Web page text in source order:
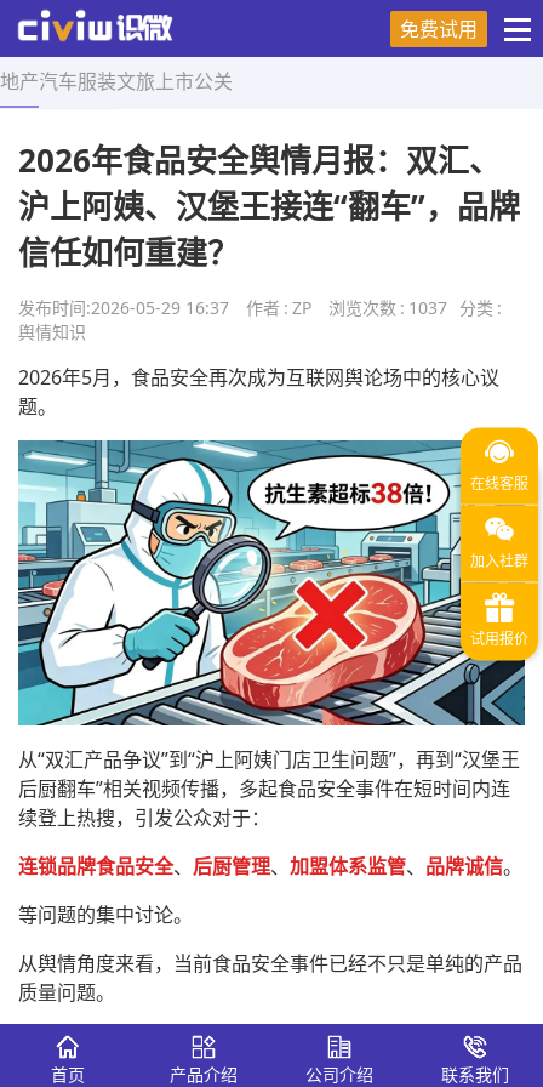
免费试用
地产汽车服装文旅 上市公关
首页 > 舆情知识 > 正文
2026年食品安全舆情月报：双汇、
沪上阿姨、汉堡王接连“翻车”，品牌
信任如何重建？
发布时间:2026-05-29 16:37 作者 : ZP 浏览次数 : 1037 分类 :
舆情知识
2026年5月，食品安全再次成为互联网舆论场中的核心议
题。
从“双汇产品争议”到“沪上阿姨门店卫生问题”，再到“汉堡王
后厨翻车”相关视频传播，多起食品安全事件在短时间内连
续登上热搜，引发公众对于：
连锁品牌食品安全、 后厨管理、 加盟体系监管、 品牌诚信。
等问题的集中讨论。
从舆情角度来看，当前食品安全事件已经不只是单纯的产品
质量问题。
而是逐渐升级为：
首页 产品介绍 公司介绍 联系我们